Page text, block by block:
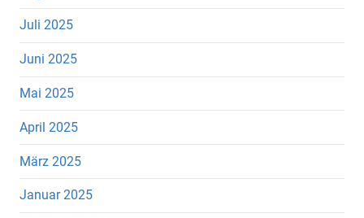
Juli 2025
Juni 2025
Mai 2025
April 2025
März 2025
Januar 2025